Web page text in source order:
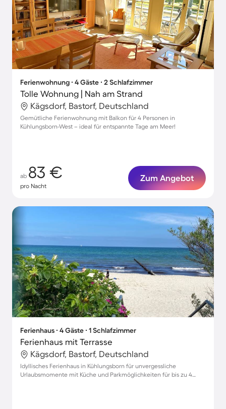
Ferienwohnung ∙ 4 Gäste ∙ 2 Schlafzimmer
Tolle Wohnung | Nah am Strand
Kägsdorf, Bastorf, Deutschland
Gemütliche Ferienwohnung mit Balkon für 4 Personen in
Kühlungsborn-West – ideal für entspannte Tage am Meer!
ab 83 €
pro Nacht
Zum Angebot
Ferienhaus ∙ 4 Gäste ∙ 1 Schlafzimmer
Ferienhaus mit Terrasse
Kägsdorf, Bastorf, Deutschland
Idyllisches Ferienhaus in Kühlungsborn für unvergessliche
Urlaubsmomente mit Küche und Parkmöglichkeiten für bis zu 4